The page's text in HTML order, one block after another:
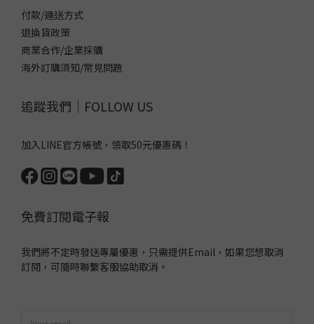
付款/運送方式
退換貨政策
商業合作/企業採購
海外訂購須知/常見問題
追蹤我們｜FOLLOW US
加入LINE官方帳號，領取50元優惠碼！
免費訂閱電子報
我們將不定時發送專屬優惠，只需提供Email，如果您想取消
訂閱，可隨時聯繫客服協助取消。